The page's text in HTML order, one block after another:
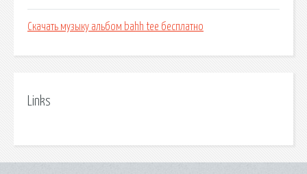
Скачать музыку альбом bahh tee бесплатно
Links